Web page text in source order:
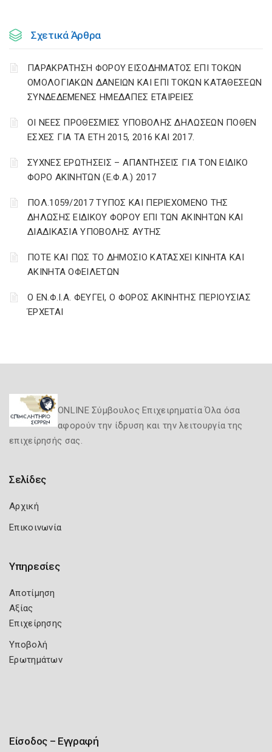
Σχετικά Άρθρα
ΠΑΡΑΚΡΑΤΗΣΗ ΦΟΡΟΥ ΕΙΣΟΔΗΜΑΤΟΣ ΕΠΙ ΤΟΚΩΝ
ΟΜΟΛΟΓΙΑΚΩΝ ΔΑΝΕΙΩΝ ΚΑΙ ΕΠΙ ΤΟΚΩΝ ΚΑΤΑΘΕΣΕΩΝ
ΣΥΝΔΕΔΕΜΕΝΕΣ ΗΜΕΔΑΠΕΣ ΕΤΑΙΡΕΙΕΣ
ΟΙ ΝΕΕΣ ΠΡΟΘΕΣΜΙΕΣ ΥΠΟΒΟΛΗΣ ΔΗΛΩΣΕΩΝ ΠΟΘΕΝ
ΕΣΧΕΣ ΓΙΑ ΤΑ ΕΤΗ 2015, 2016 ΚΑΙ 2017.
ΣΥΧΝΕΣ ΕΡΩΤΗΣΕΙΣ – ΑΠΑΝΤΗΣΕΙΣ ΓΙΑ ΤΟΝ ΕΙΔΙΚΟ
ΦΟΡΟ ΑΚΙΝΗΤΩΝ (Ε.Φ.Α.) 2017
ΠΟΛ.1059/2017 ΤΥΠΟΣ ΚΑΙ ΠΕΡΙΕΧΟΜΕΝΟ ΤΗΣ
ΔΗΛΩΣΗΣ ΕΙΔΙΚΟΥ ΦΟΡΟΥ ΕΠΙ ΤΩΝ ΑΚΙΝΗΤΩΝ ΚΑΙ
ΔΙΑΔΙΚΑΣΙΑ ΥΠΟΒΟΛΗΣ ΑΥΤΗΣ
ΠΟΤΕ ΚΑΙ ΠΩΣ ΤΟ ΔΗΜΟΣΙΟ ΚΑΤΑΣΧΕΙ ΚΙΝΗΤΑ ΚΑΙ
ΑΚΙΝΗΤΑ ΟΦΕΙΛΕΤΩΝ
Ο ΕΝ.Φ.Ι.Α. ΦΕΥΓΕΙ, Ο ΦΟΡΟΣ ΑΚΙΝΗΤΗΣ ΠΕΡΙΟΥΣΙΑΣ
ΈΡΧΕΤΑΙ
ONLINE Σύμβουλος Επιχειρηματία Όλα όσα
αφορούν την ίδρυση και την λειτουργία της
επιχείρησής σας.
Σελίδες
Αρχική
Επικοινωνία
Υπηρεσίες
Αποτίμηση
Αξίας
Επιχείρησης
Υποβολή
Ερωτημάτων
Είσοδος – Εγγραφή